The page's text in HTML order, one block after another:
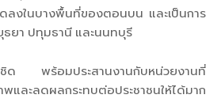
ลงในบางพื้นที่ของตอนบน และเป็นการ
ยา ปทุมธานี และนนทบุรี
ชิด พร้อมประสานงานกับหน่วยงานที่
และลดผลกระทบต่อประชาชนให้ได้มาก